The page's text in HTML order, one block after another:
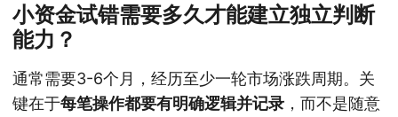
小资金试错需要多久才能建立独立判断
能力？
通常需要3-6个月，经历至少一轮市场涨跌周期。关
键在于每笔操作都要有明确逻辑并记录 ，而不是随意